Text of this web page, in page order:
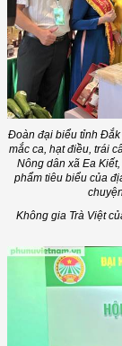
Đoàn đại biểu tỉnh Đắk
mắc ca, hạt điều, trái
Nông dân xã Ea
phẩm tiêu biểu của
Không gia Trà Việt